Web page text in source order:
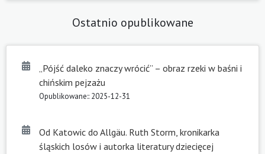
Ostatnio opublikowane
„Pójść daleko znaczy wrócić” – obraz rzeki w baśni i
chińskim pejzażu
Opublikowane:: 2025-12-31
Od Katowic do Allgäu. Ruth Storm, kronikarka
śląskich losów i autorka literatury dziecięcej